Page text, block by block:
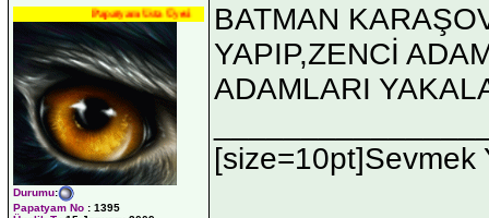
Papatyam Usta Üyesi
Durumu:
Papatyam No : 1395
BATMAN
YAPIP,ZENCİ
ADAMLARI
[size=10pt]Sevmek